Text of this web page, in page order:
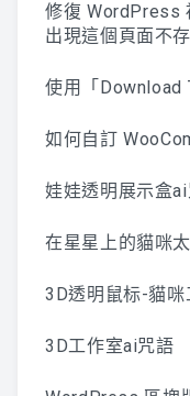
修復 WordPress
出現這個頁面不
使用「Download
如何自訂
娃娃透明展示盒
在星星上的貓咪
3D透明鼠标-貓咪
3D工作室ai咒語